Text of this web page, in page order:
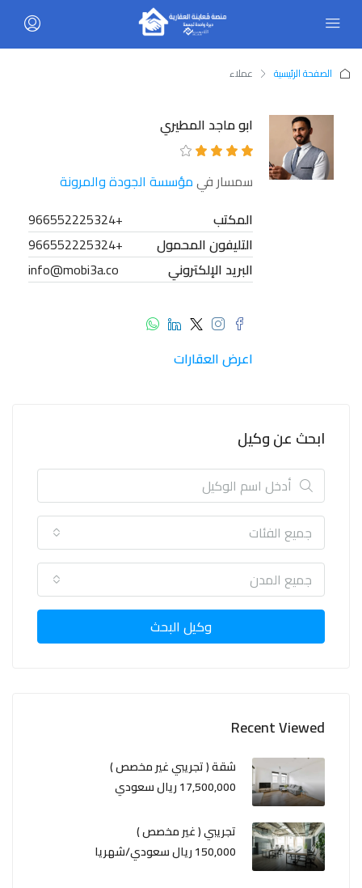
الصفحة الرئيسية عملاء
ابو ماجد المطيري
سمسار فيمؤسسة الجودة والمرونة
المكتب
+966552225324
التليفون المحمول
+966552225324
البريد الإلكتروني
info@mobi3a.co
اعرض العقارات
ابحث عن وكيل
جميع الفئات
جميع المدن
وكيل البحث
Recent Viewed
شقة ( تجريبي غير مخصص )
17,500,000 ريال سعودي
تجريبي ( غير مخصص )
150,000 ريال سعودي/شهريا